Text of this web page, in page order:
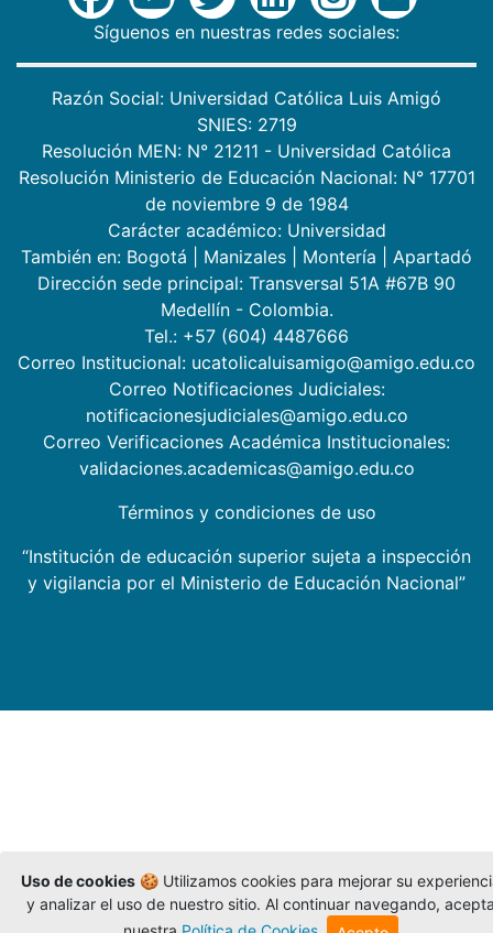
Síguenos en nuestras redes sociales:
Razón Social: Universidad Católica Luis Amigó
SNIES: 2719
Resolución MEN: N° 21211 - Universidad Católica
Resolución Ministerio de Educación Nacional: N° 17701
de noviembre 9 de 1984
Carácter académico: Universidad
También en: Bogotá Manizales Montería
Apartadó
Dirección sede principal: Transversal 51A #67B 90
Medellín - Colombia.
Tel.: +57 (604) 4487666
Correo Institucional: ucatolicaluisamigo@amigo.edu.co
Correo Notificaciones Judiciales:
notificacionesjudiciales@amigo.edu.co
Correo Verificaciones Académica Institucionales:
validaciones.academicas@amigo.edu.co
Términos y condiciones de uso
“Institución de educación superior sujeta a inspección
y vigilancia por el Ministerio de Educación Nacional”
Uso de cookies 🍪 Utilizamos cookies para mejorar su
y analizar el uso de nuestro sitio. Al continuar navegando,